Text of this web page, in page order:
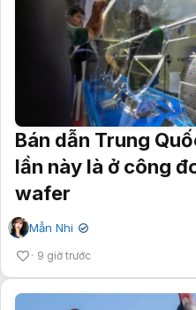
Bán dẫn Trung
lần này là ở công
wafer
Mẫn Nhi ✔
9 giờ trước